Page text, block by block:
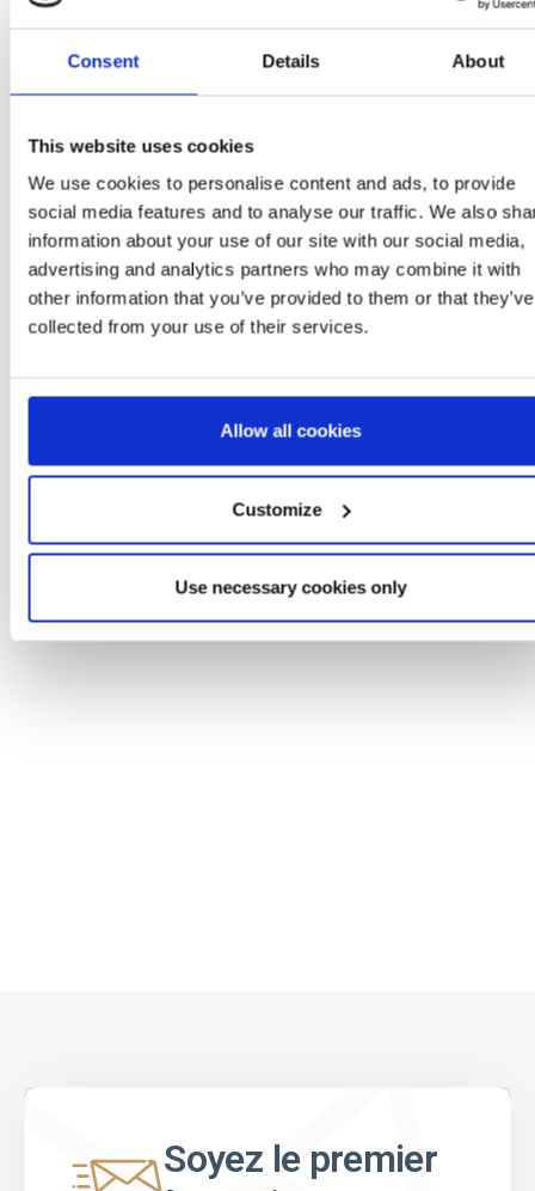
Consent Details About
This website uses cookies
We use cookies to personalise content and ads, to provide
social media features and to analyse our traffic. We also
information about your use of our site with our social media,
advertising and analytics partners who may combine it with
other information that you’ve provided to them or that they’ve
collected from your use of their services.
Allow all cookies
Customize
Use necessary cookies only
Plus d'articles FROZEN
LUNETTES DE SOLEIL
FROZEN
Ref: 2200010153
3D FROZEN
Ref: 2100005875
Soyez le premier